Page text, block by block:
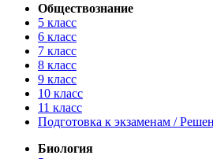
Обществознание
5 класс
6 класс
7 класс
8 класс
9 класс
10 класс
11 класс
Подготовка к экзаменам /
Биология